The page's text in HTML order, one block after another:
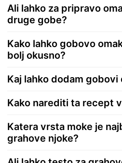
Ali lahko za pripravo
druge gobe?
Kako lahko gobovo
bolj okusno?
Kaj lahko dodam gobovi
Kako narediti ta recept
Katera vrsta moke je
grahove njoke?